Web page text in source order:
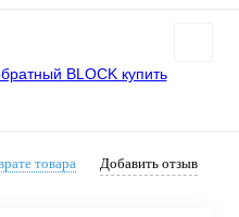
товара Добавить отзыв